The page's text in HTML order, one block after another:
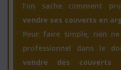
l’on sache comment
vendre ses couverts en
Pour faire simple, rien ne
professionnel dans le
vendre des